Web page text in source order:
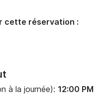
à la journée): 12:00 PM
cette réservation :